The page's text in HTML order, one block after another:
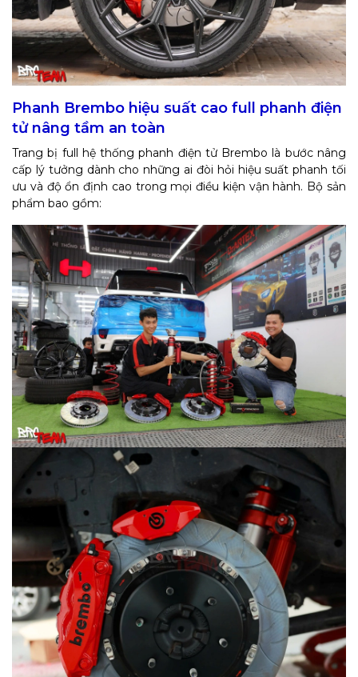
Phanh Brembo hiệu suất cao full phanh điện
tử nâng tầm an toàn
Trang bị full hệ thống phanh điện tử Brembo là bước nâng
cấp lý tưởng dành cho những ai đòi hỏi hiệu suất phanh tối
ưu và độ ổn định cao trong mọi điều kiện vận hành. Bộ sản
phẩm bao gồm: